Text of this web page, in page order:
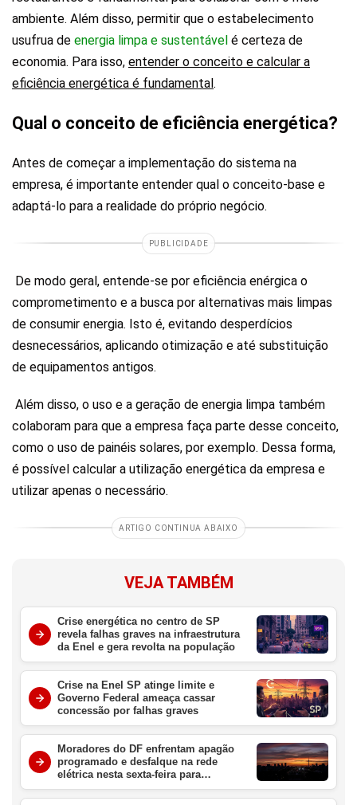
ambiente. Além disso, permitir que o estabelecimento
usufrua de energia limpa e sustentável é certeza de
economia. Para isso, entender o conceito e calcular a
eficiência energética é fundamental.
Qual o conceito de eficiência energética?
Antes de começar a implementação do sistema na
empresa, é importante entender qual o conceito-base e
adaptá-lo para a realidade do próprio negócio.
PUBLICIDADE
De modo geral, entende-se por eficiência enérgica o
comprometimento e a busca por alternativas mais limpas
de consumir energia. Isto é, evitando desperdícios
desnecessários, aplicando otimização e até substituição
de equipamentos antigos.
Além disso, o uso e a geração de energia limpa também
colaboram para que a empresa faça parte desse conceito,
como o uso de painéis solares, por exemplo. Dessa forma,
é possível calcular a utilização energética da empresa e
utilizar apenas o necessário.
ARTIGO CONTINUA ABAIXO
VEJA TAMBÉM
Crise energética no centro de SP
revela falhas graves na infraestrutura
da Enel e gera revolta na população
Crise na Enel SP atinge limite e
Governo Federal ameaça cassar
concessão por falhas graves
Moradores do DF enfrentam apagão
programado e desfalque na rede
elétrica nesta sexta-feira para
manutenção urgente